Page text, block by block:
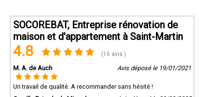
SOCOREBAT, Entreprise rénovation de
maison et d'appartement à Saint-Martin
4.8 (16 avis )
M. A. de Auch Avis déposé le 19/01/2021
Un travail de qualité. A recommander sans hésité !